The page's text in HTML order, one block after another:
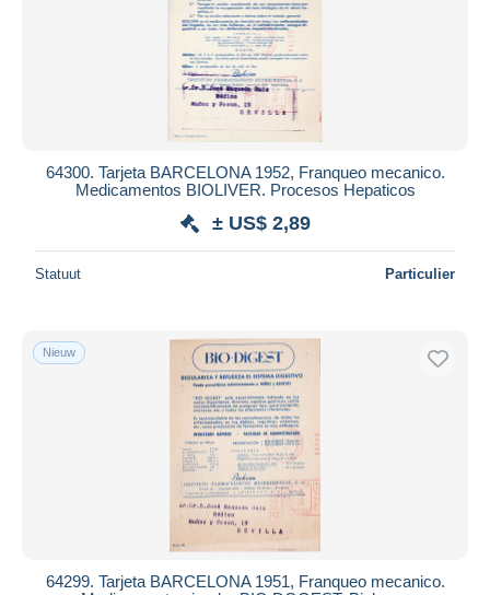
64300. Tarjeta BARCELONA 1952, Franqueo mecanico.
Medicamentos BIOLIVER. Procesos Hepaticos
± US$ 2,89
Statuut Particulier
Nieuw
64299. Tarjeta BARCELONA 1951, Franqueo mecanico.